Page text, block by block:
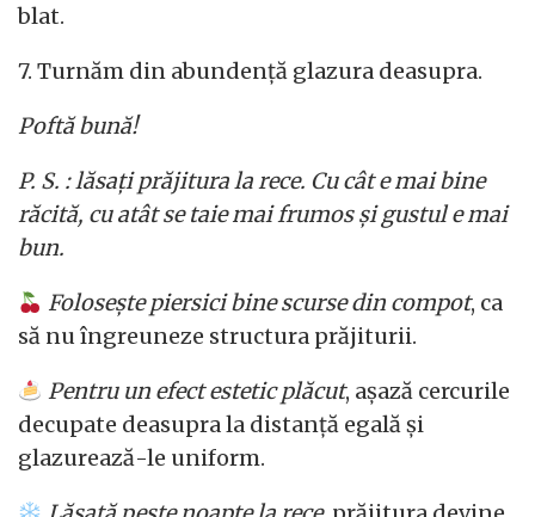
blat.
7. Turnăm din abundență glazura deasupra.
Poftă bună!
P. S. : lăsați prăjitura la rece. Cu cât e mai bine
răcită, cu atât se taie mai frumos și gustul e mai
bun.
Folosește piersici bine scurse din compot, ca
să nu îngreuneze structura prăjiturii.
Pentru un efect estetic plăcut, așază cercurile
decupate deasupra la distanță egală și
glazurează-le uniform.